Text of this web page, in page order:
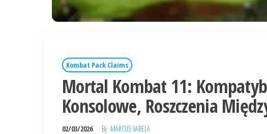
Kombat Pack Claims
Mortal Kombat 11:
Konsolowe, Roszczenia
02/03/2026 By MARCUS VARELA